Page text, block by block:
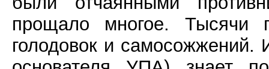
прощало многое. Тысячи
голодовок и